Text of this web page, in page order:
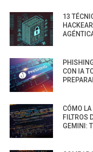
13
CON IA
CÓMO
FILTROS
GEMINI: